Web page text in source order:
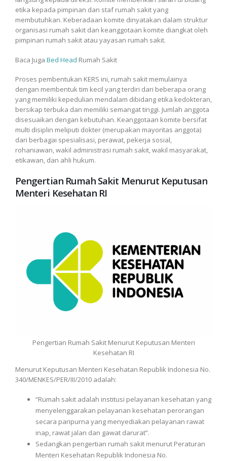
etika kepada pimpinan dan staf rumah sakit yang
membutuhkan. Keberadaan komite dinyatakan dalam struktur
organisasi rumah sakit dan keanggotaan komite diangkat oleh
pimpinan rumah sakit atau yayasan rumah sakit.
Baca Juga Bed Head Rumah Sakit
Proses pembentukan KERS ini, rumah sakit memulainya
dengan membentuk tim kecil yang terdiri dari beberapa orang
yang memiliki kepedulian mendalam dibidang etika kedokteran,
bersikap terbuka dan memiliki semangat tinggi. Jumlah anggota
disesuaikan dengan kebutuhan. Keanggotaan komite bersifat
multi disiplin meliputi dokter (merupakan mayoritas anggota)
dari berbagai spesialisasi, perawat, pekerja sosial,
rohaniawan, wakil administrasi rumah sakit, wakil masyarakat,
etikawan, dan ahli hukum.
Pengertian Rumah Sakit Menurut Keputusan
Menteri Kesehatan RI
Pengertian Rumah Sakit Menurut Keputusan Menteri
Kesehatan RI
Menurut Keputusan Menteri Kesehatan Republik Indonesia No.
340/MENKES/PER/III/2010 adalah:
“Rumah sakit adalah institusi pelayanan kesehatan yang
menyelenggarakan pelayanan kesehatan perorangan
secara paripurna yang menyediakan pelayanan rawat
inap, rawat jalan dan gawat darurat”.
Sedangkan pengertian rumah sakit menurut Peraturan
Menteri Kesehatan Republik Indonesia No.